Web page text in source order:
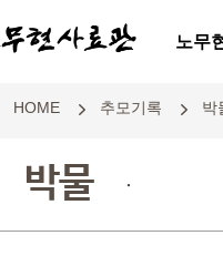
노무
HOME 추모기록 박
박물 .